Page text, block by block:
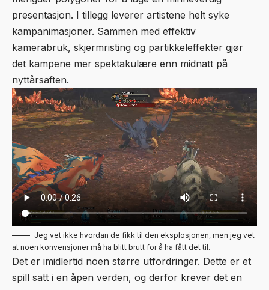
presentasjon. I tillegg leverer artistene helt syke
kampanimasjoner. Sammen med effektiv
kamerabruk, skjermristing og partikkeleffekter gjør
det kampene mer spektakulære enn midnatt på
nyttårsaften.
Jeg vet ikke hvordan de fikk til den eksplosjonen, men jeg vet
at noen konvensjoner må ha blitt brutt for å ha fått det til.
Det er imidlertid noen større utfordringer. Dette er et
spill satt i en åpen verden, og derfor krever det en